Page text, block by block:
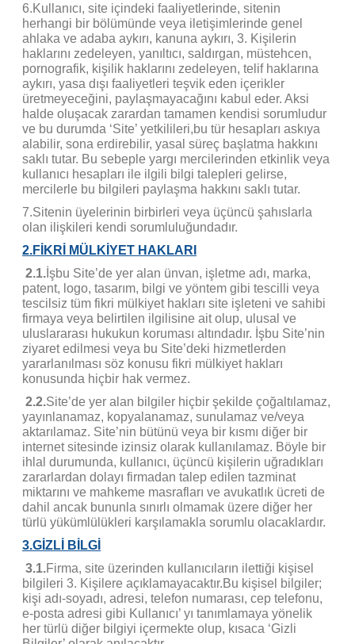
6.Kullanıcı, site içindeki faaliyetlerinde, sitenin
herhangi bir bölümünde veya iletişimlerinde genel
ahlaka ve adaba aykırı, kanuna aykırı, 3. Kişilerin
haklarını zedeleyen, yanıltıcı, saldırgan, müstehcen,
pornografik, kişilik haklarını zedeleyen, telif haklarına
aykırı, yasa dışı faaliyetleri teşvik eden içerikler
üretmeyeceğini, paylaşmayacağını kabul eder. Aksi
halde oluşacak zarardan tamamen kendisi sorumludur
ve bu durumda ‘Site’ yetkilileri,bu tür hesapları askıya
alabilir, sona erdirebilir, yasal süreç başlatma hakkını
saklı tutar. Bu sebeple yargı mercilerinden etkinlik veya
kullanıcı hesapları ile ilgili bilgi talepleri gelirse,
mercilerle bu bilgileri paylaşma hakkını saklı tutar.
7.Sitenin üyelerinin birbirleri veya üçüncü şahıslarla
olan ilişkileri kendi sorumluluğundadır.
2.FİKRİ MÜLKİYET HAKLARI
2.1. İşbu Site’de yer alan ünvan, işletme adı, marka,
patent, logo, tasarım, bilgi ve yöntem gibi tescilli veya
tescilsiz tüm fikri mülkiyet hakları site işleteni ve sahibi
firmaya veya belirtilen ilgilisine ait olup, ulusal ve
uluslararası hukukun koruması altındadır. İşbu Site’nin
ziyaret edilmesi veya bu Site’deki hizmetlerden
yararlanılması söz konusu fikri mülkiyet hakları
konusunda hiçbir hak vermez.
2.2.Site’de yer alan bilgiler hiçbir şekilde çoğaltılamaz,
yayınlanamaz, kopyalanamaz, sunulamaz ve/veya
aktarılamaz. Site’nin bütünü veya bir kısmı diğer bir
internet sitesinde izinsiz olarak kullanılamaz. Böyle bir
ihlal durumunda, kullanıcı, üçüncü kişilerin uğradıkları
zararlardan dolayı firmadan talep edilen tazminat
miktarını ve mahkeme masrafları ve avukatlık ücreti de
dahil ancak bununla sınırlı olmamak üzere diğer her
türlü yükümlülükleri karşılamakla sorumlu olacaklardır.
3.GİZLİ BİLGİ
3.1.Firma, site üzerinden kullanıcıların ilettiği kişisel
bilgileri 3. Kişilere açıklamayacaktır.Bu kişisel bilgiler;
kişi adı-soyadı, adresi, telefon numarası, cep telefonu,
e-posta adresi gibi Kullanıcı’ yı tanımlamaya yönelik
her türlü diğer bilgiyi içermekte olup, kısaca ‘Gizli